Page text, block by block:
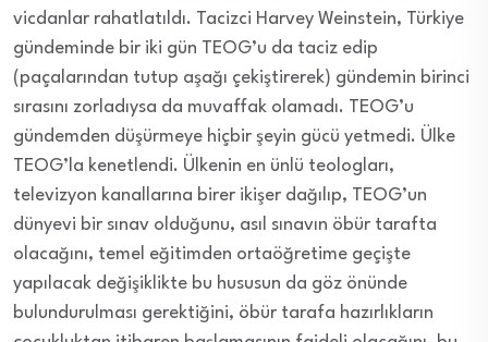
vicdanlar rahatlatıldı. Tacizci Harvey Weinstein, Türkiye
gündeminde bir iki gün TEOG’u da taciz edip
(paçalarından tutup aşağı çekiştirerek) gündemin birinci
sırasını zorladıysa da muvaffak olamadı. TEOG’u
gündemden düşürmeye hiçbir şeyin gücü yetmedi. Ülke
TEOG’la kenetlendi. Ülkenin en ünlü teologları,
televizyon kanallarına birer ikişer dağılıp, TEOG’un
dünyevi bir sınav olduğunu, asıl sınavın öbür tarafta
olacağını, temel eğitimden ortaöğretime geçişte
yapılacak değişiklikte bu hususun da göz önünde
bulundurulması gerektiğini, öbür tarafa hazırlıkların